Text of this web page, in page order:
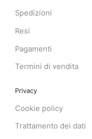
Spedizioni
Resi
Pagamenti
Termini di vendita
Privacy
Cookie policy
Trattamento dei dati